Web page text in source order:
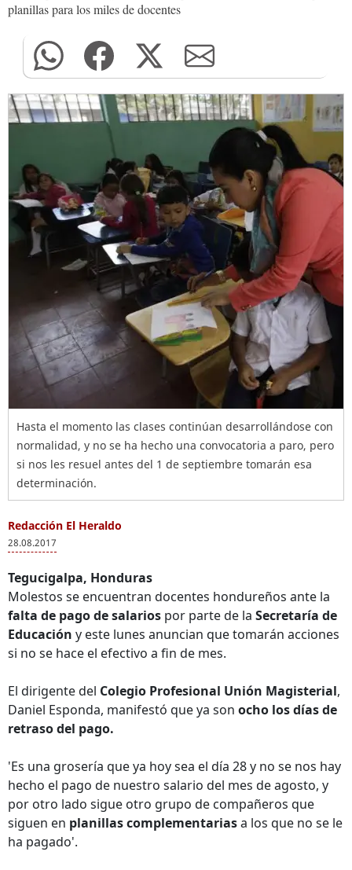
planillas para los miles de docentes
Hasta el momento las clases continúan desarrollándose con
normalidad, y no se ha hecho una convocatoria a paro, pero
si nos les resuel antes del 1 de septiembre tomarán esa
determinación.
Redacción El Heraldo
28.08.2017
Tegucigalpa, Honduras
Molestos se encuentran docentes hondureños ante la
falta de pago de salarios por parte de la Secretaría de
Educación y este lunes anuncian que tomarán acciones
si no se hace el efectivo a fin de mes.
El dirigente del Colegio Profesional Unión Magisterial,
Daniel Esponda, manifestó que ya son ocho los días de
retraso del pago.
'Es una grosería que ya hoy sea el día 28 y no se nos hay
hecho el pago de nuestro salario del mes de agosto, y
por otro lado sigue otro grupo de compañeros que
siguen en planillas complementariasa los que no se le
ha pagado'.